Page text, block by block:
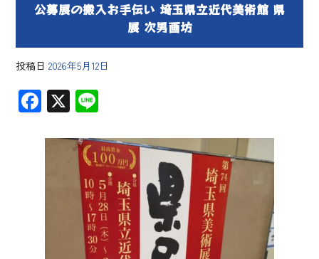
公募展の搬入お手伝い 埼玉県立近代美術館 県
展 次男画坊
投稿日 2026年5月12日
F
ac
e
X